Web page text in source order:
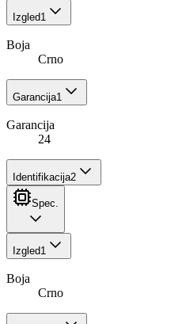
Izgled1
Boja
Crno
Garancija1
Garancija
24
Identifikacija2
Spec.
Izgled1
Boja
Crno